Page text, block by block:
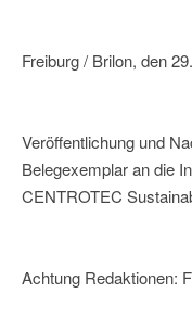
Freiburg / Brilon, den
Veröffentlichung und
Belegexemplar an die
CENTROTEC
Achtung Redaktionen: